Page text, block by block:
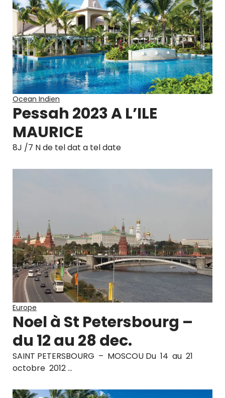
Ocean Indien
Pessah 2023 A L’ILE
MAURICE
8J /7 N de tel dat a tel date
Europe
Noel à St Petersbourg –
du 12 au 28 dec.
SAINT PETERSBOURG – MOSCOU Du 14 au 21
octobre 2012 …